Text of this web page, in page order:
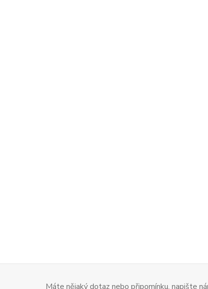
Máte nějaký dotaz nebo připomínku, napište